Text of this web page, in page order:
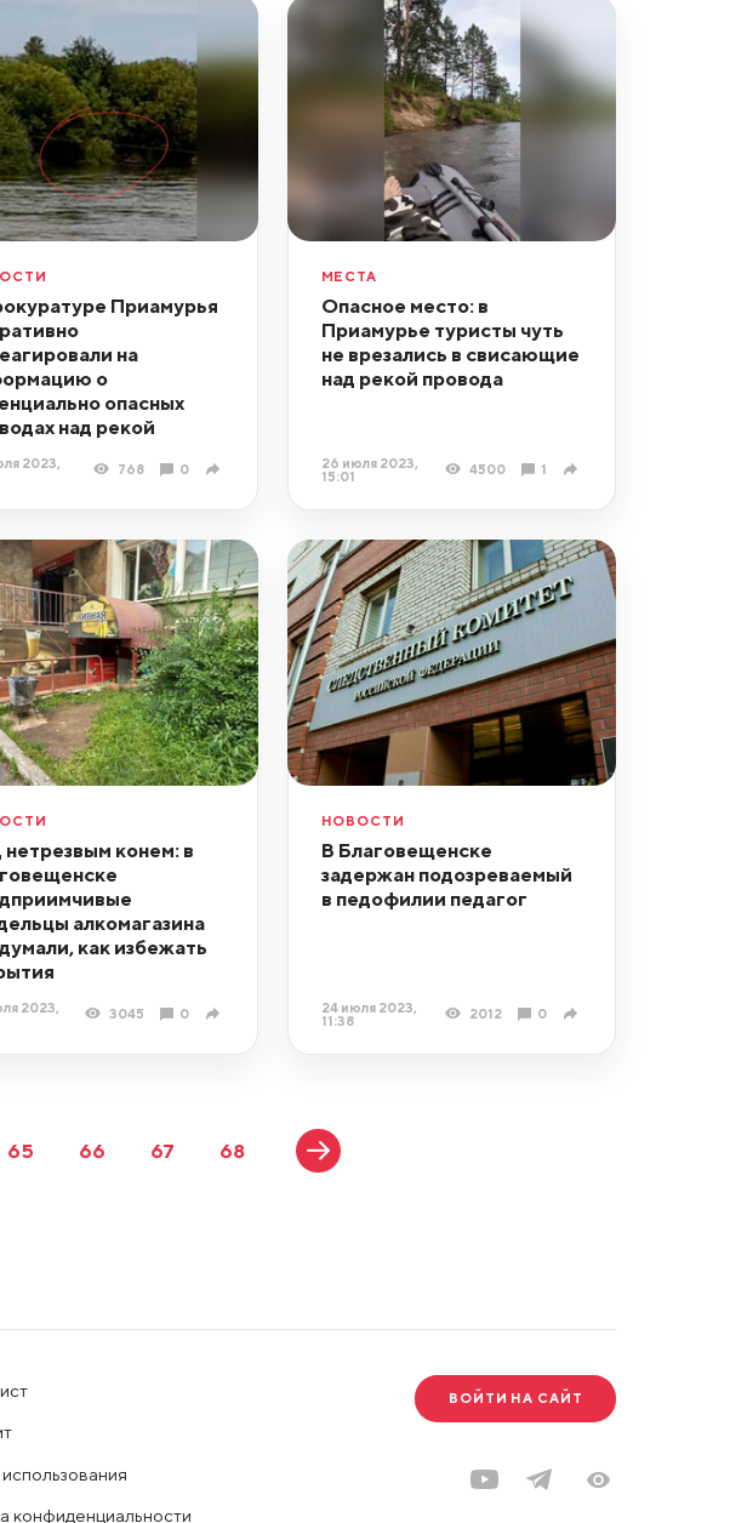
Приамурья
на
о
опасных
над рекой
2023,
768 0
МЕСТА
Опасное место: в
Приамурье туристы чуть
не врезались в свисающие
над рекой провода
26 июля 2023,
15:01
4500 1
конем: в
алкомагазина
как избежать
2023,
3045 0
НОВОСТИ
В Благовещенске
задержан подозреваемый
в педофилии педагог
24 июля 2023,
11:38
2012 0
65 66 67 68
конфиденциальности
ВОЙТИ НА САЙТ